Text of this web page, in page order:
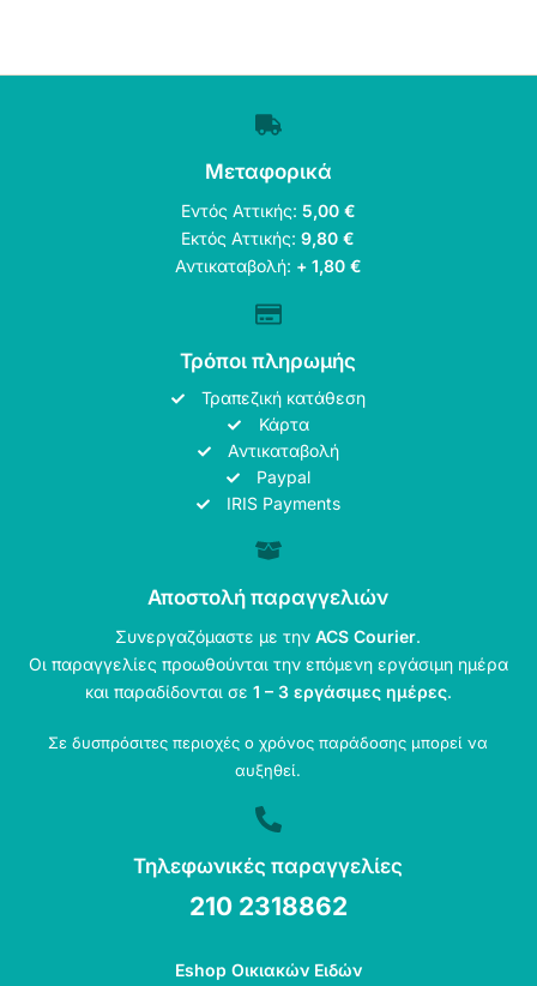
Μεταφορικά
Εντός Αττικής: 5,00 €
Εκτός Αττικής:9,80 €
Αντικαταβολή: + 1,80 €
Τρόποι πληρωμής
Τραπεζική κατάθεση
Κάρτα
Αντικαταβολή
Paypal
IRIS Payments
Αποστολή παραγγελιών
Συνεργαζόμαστε με τηνACS Courier.
Οι παραγγελίες προωθούνται την επόμενη εργάσιμη ημέρα
και παραδίδονται σε 1 – 3 εργάσιμες ημέρες.
Σε δυσπρόσιτες περιοχές ο χρόνος παράδοσης μπορεί να
αυξηθεί.
Τηλεφωνικές παραγγελίες
210 2318862
Eshop Οικιακών Ειδών